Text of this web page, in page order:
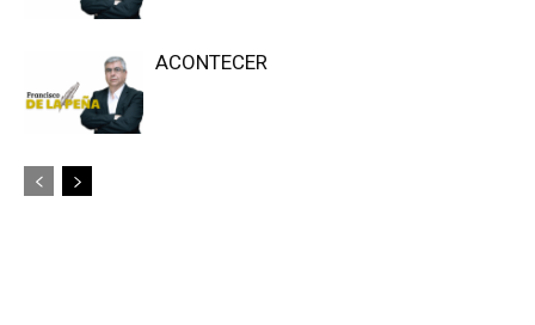
ACONTECER